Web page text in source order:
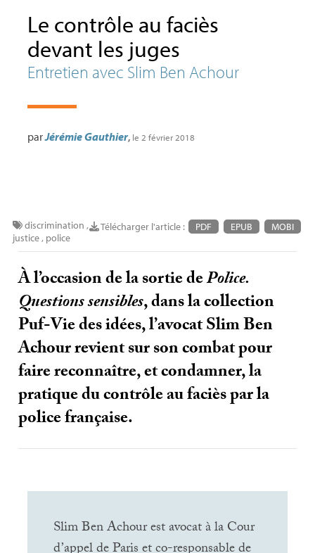
Le contrôle au faciès
devant les juges
Entretien avec Slim Ben Achour
parJérémie Gauthier, le 2 février 2018
Télécharger l'article : PDF EPUB MOBI
discrimination ,
justice, police
À l’occasion de la sortie dePolice.
Questions sensibles, dans la collection
Puf-Vie des idées, l’avocat Slim Ben
Achour revient sur son combat pour
faire reconnaître, et condamner, la
pratique du contrôle au faciès par la
police française.
Slim Ben Achour est avocat à la Cour